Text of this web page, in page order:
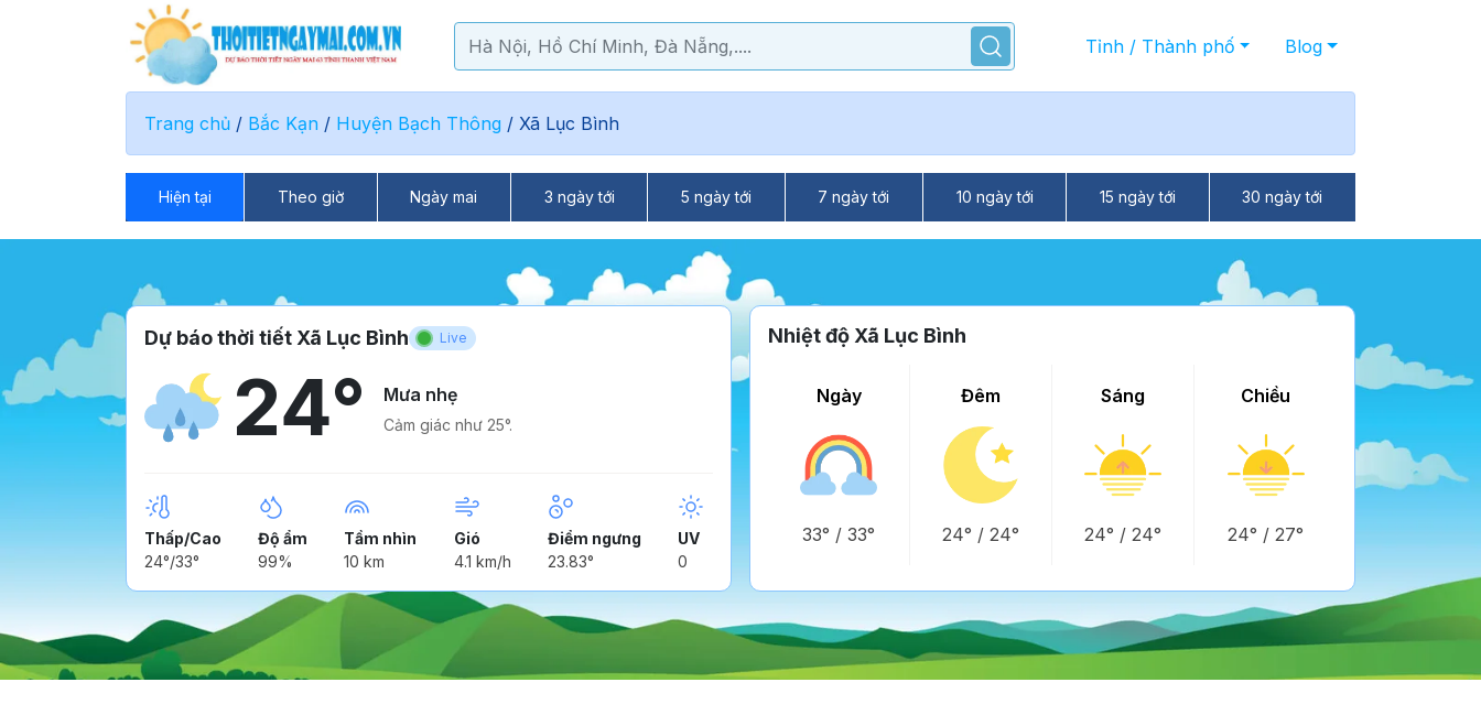
Tỉnh / Thành phố Blog
Trang chủ / Bắc Kạn / Huyện Bạch Thông / Xã Lục Bình
Hiện tại Theo giờ Ngày mai 3 ngày tới 5 ngày tới 7 ngày tới 10 ngày tới 15 ngày tới 30 ngày tới
Dự báo thời tiết Xã Lục Bình Live
24° Mưa nhẹ
Cảm giác như 25°.
Thấp/Cao
24°/33°
Độ ẩm
99%
Tầm nhìn
10 km
Gió
4.1 km/h
Điểm ngưng
23.83°
UV
0
Nhiệt độ Xã Lục Bình
Ngày
33° / 33°
Đêm
24° / 24°
Sáng
24° / 24°
Chiều
24° / 27°